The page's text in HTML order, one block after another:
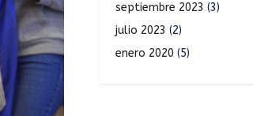
septiembre 2023 (3)
julio 2023 (2)
enero 2020 (5)